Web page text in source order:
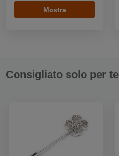
Mostra
Consigliato solo per te